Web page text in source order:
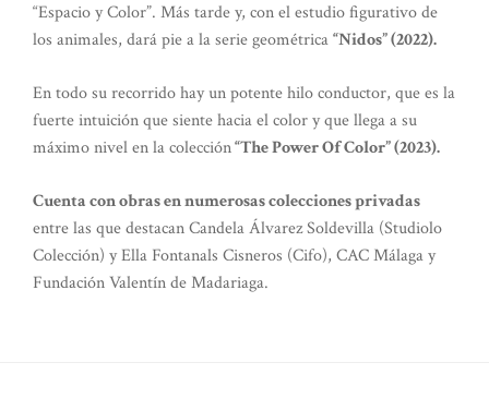
“Espacio y Color”. Más tarde y, con el estudio figurativo de
los animales, dará pie a la serie geométrica“Nidos” (2022).
En todo su recorrido hay un potente hilo conductor, que es la
fuerte intuición que siente hacia el color y que llega a su
máximo nivel en la colección“The Power Of Color” (2023).
Cuenta con obras en numerosas colecciones privadas
entre las que destacan Candela Álvarez Soldevilla (Studiolo
Colección) y Ella Fontanals Cisneros (Cifo), CAC Málaga y
Fundación Valentín de Madariaga.